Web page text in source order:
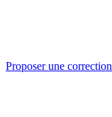
Proposer une correction